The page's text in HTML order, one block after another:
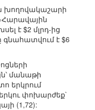
խողովակաշարի
է $2 մլրդ-ից
գնահատվում է $6
մանաթի
երկրում
փոխարժեք`
(1,72):